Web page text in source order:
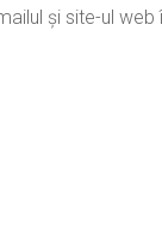
și site-ul